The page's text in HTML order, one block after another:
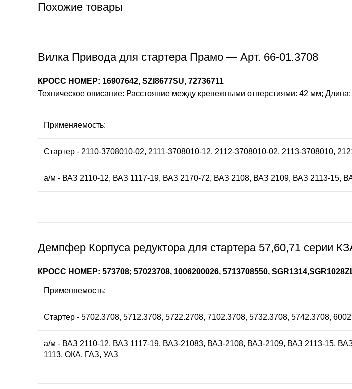
Похожие товары
Вилка Привода для стартера Прамо — Арт. 66-01.3708
КРОСС НОМЕР: 16907642, SZI8677SU, 72736711
Техническое описание: Расстояние между крепежными отверстиями: 42 мм;
Применяемость:
Стартер - 2110-3708010-02, 2111-3708010-12, 2112-3708010-02, 2113-3708010,
а/м - ВАЗ 2110-12, ВАЗ 1117-19, ВАЗ 2170-72, ВАЗ 2108, ВАЗ 2109, ВАЗ 2113-15,
Демпфер Корпуса редуктора для стартера 57,60,71 серии
КРОСС НОМЕР: 573708; 57023708, 1006200026, 5713708550,
Применяемость:
Стартер - 5702.3708, 5712.3708, 5722.2708, 7102.3708, 5732.3708, 5742.3708,
а/м - ВАЗ 2110-12, ВАЗ 1117-19, ВАЗ-21083, ВАЗ-2108, ВАЗ-2109, ВАЗ 2113-15,
1113, ОКА, ГАЗ, УАЗ